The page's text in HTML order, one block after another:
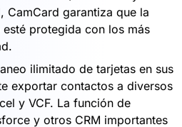
CamCard garantiza que la
protegida con los más
ilimitado de tarjetas en sus
exportar contactos a diversos
y VCF. La función de
y otros CRM importantes